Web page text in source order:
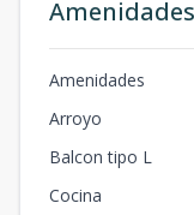
Amenidades
Amenidades
Arroyo
Balcon tipo L
Cocina